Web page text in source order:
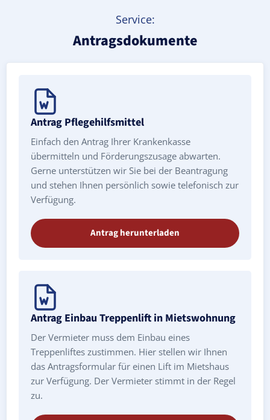
Service:
Antragsdokumente
Antrag Pflegehilfsmittel
Einfach den Antrag Ihrer Krankenkasse
übermitteln und Förderungszusage abwarten.
Gerne unterstützen wir Sie bei der Beantragung
und stehen Ihnen persönlich sowie telefonisch zur
Verfügung.
Antrag herunterladen
Antrag Einbau Treppenlift in Mietswohnung
Der Vermieter muss dem Einbau eines
Treppenliftes zustimmen. Hier stellen wir Ihnen
das Antragsformular für einen Lift im Mietshaus
zur Verfügung. Der Vermieter stimmt in der Regel
zu.